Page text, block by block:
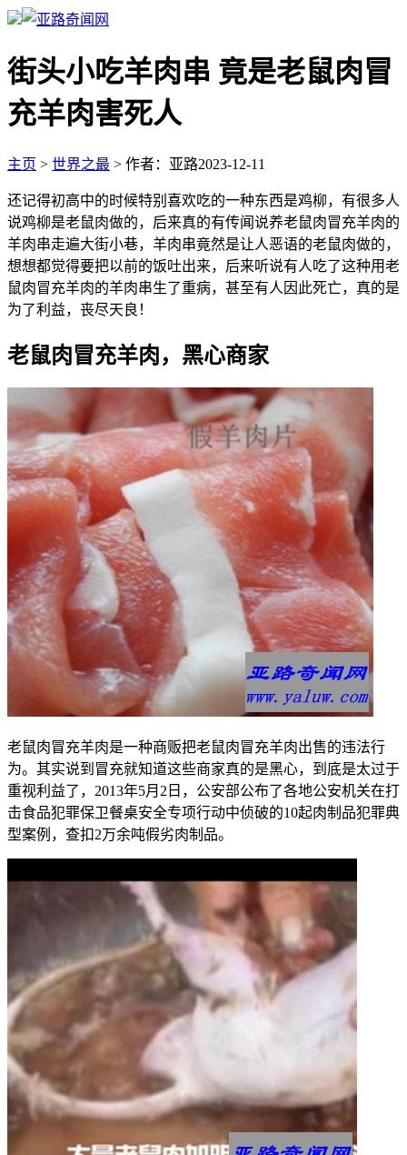
街头小吃羊肉串 竟是老鼠肉冒
充羊肉害死人
主页 > 世界之最 > 作者：亚路2023-12-11
还记得初高中的时候特别喜欢吃的一种东西是鸡柳，有很多人
说鸡柳是老鼠肉做的，后来真的有传闻说养老鼠肉冒充羊肉的
羊肉串走遍大街小巷，羊肉串竟然是让人恶语的老鼠肉做的，
想想都觉得要把以前的饭吐出来，后来听说有人吃了这种用老
鼠肉冒充羊肉的羊肉串生了重病，甚至有人因此死亡，真的是
为了利益，丧尽天良！
老鼠肉冒充羊肉，黑心商家
老鼠肉冒充羊肉是一种商贩把老鼠肉冒充羊肉出售的违法行
为。其实说到冒充就知道这些商家真的是黑心，到底是太过于
重视利益了，2013年5月2日，公安部公布了各地公安机关在打
击食品犯罪保卫餐桌安全专项行动中侦破的10起肉制品犯罪典
型案例，查扣2万余吨假劣肉制品。